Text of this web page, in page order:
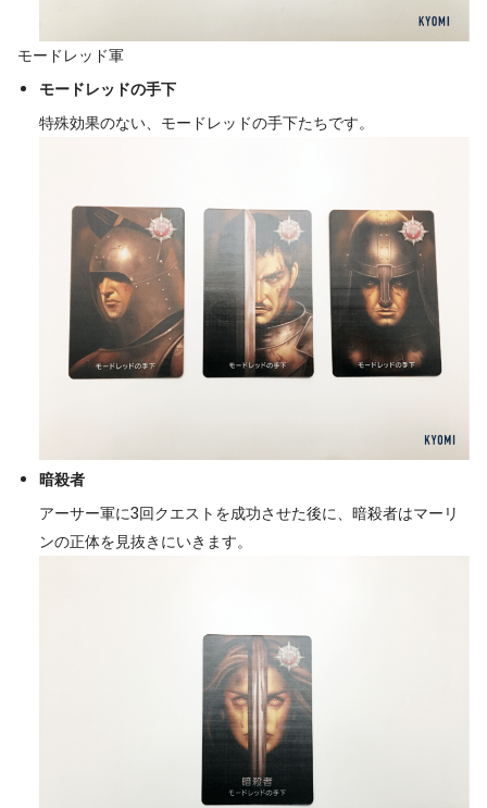
モードレッド軍
モードレッドの手下
特殊効果のない、モードレッドの手下たちです。
暗殺者
アーサー軍に3回クエストを成功させた後に、暗殺者はマーリ
ンの正体を見抜きにいきます。